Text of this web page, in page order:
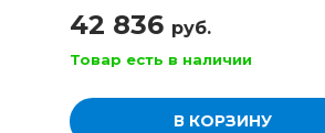
42 836 руб.
Товар есть в наличии
В КОРЗИНУ